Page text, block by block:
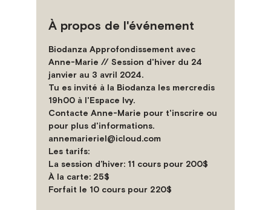
À propos de l'événement
Biodanza Approfondissement avec
Anne-Marie // Session d'hiver du 24
janvier au 3 avril 2024.
Tu es invité à la Biodanza les mercredis
19h00 à l'Espace Ivy.
Contacte Anne-Marie pour t'inscrire ou
pour plus d'informations.
annemarieriel@icloud.com
Les tarifs:
La session d’hiver: 11 cours pour 200$
À la carte: 25$
Forfait le 10 cours pour 220$